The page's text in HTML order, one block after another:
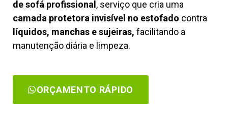
de sofá profissional , serviço que cria uma
camada protetora invisível no estofado contra
líquidos, manchas e sujeiras, facilitando a
manutenção diária e limpeza.
ORÇAMENTO RÁPIDO